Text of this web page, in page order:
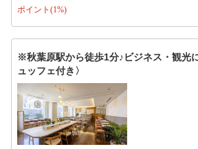
ポイント(1%)
※秋葉原駅から徒歩1分♪ビジネス・観光
ュッフェ付き〉